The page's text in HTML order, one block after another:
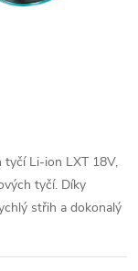
tyčí Li-ion LXT 18V,
tyčí. Díky
střih a dokonalý